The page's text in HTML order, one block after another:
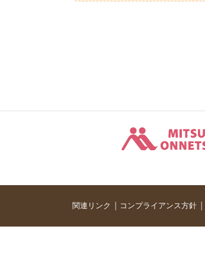
関連リンク コンプライアンス方針